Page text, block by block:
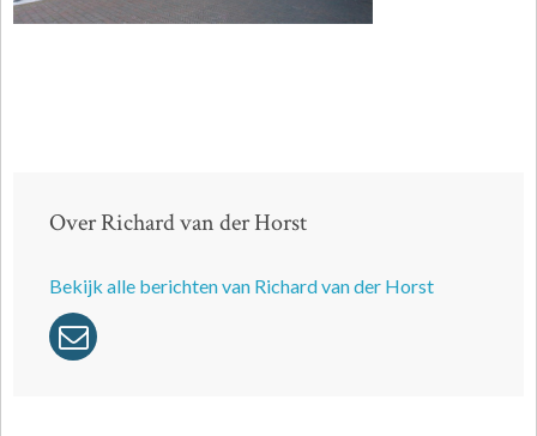
Over Richard van der Horst
Bekijk alle berichten van Richard van der Horst